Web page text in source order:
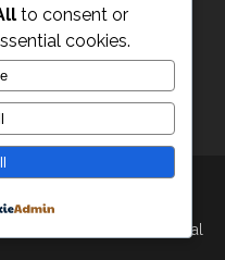
AeronaveVisual
to consent or
cookies.